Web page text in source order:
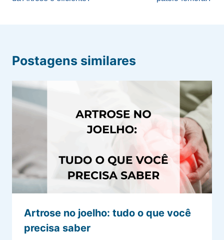
Postagens similares
Artrose no joelho: tudo o que você
precisa saber